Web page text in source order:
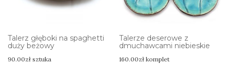
Talerz głęboki na spaghetti
duży beżowy
90.00zł sztuka
Talerze deserowe z
dmuchawcami niebieskie
160.00zł komplet